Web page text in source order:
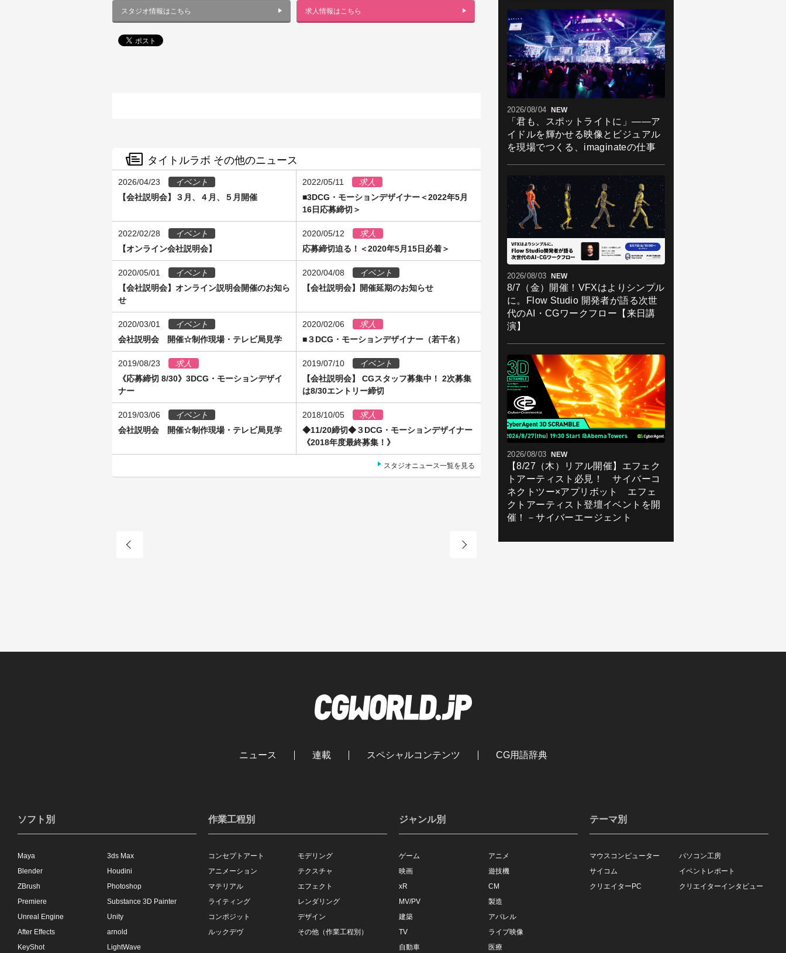
スタジオ情報はこちら 求人情報はこちら
タイトルラボ その他のニュース
2026/04/23
イベント
【会社説明会】３月、４月、５月開催
2022/05/11
求人
■3DCG・モーションデザイナー＜2022年5月
16日応募締切＞
2022/02/28
イベント
【オンライン会社説明会】
2020/05/12
求人
応募締切迫る！＜2020年5月15日必着＞
2020/05/01
イベント
【会社説明会】オンライン説明会開催のお知ら
せ
2020/04/08
イベント
【会社説明会】開催延期のお知らせ
2020/03/01
イベント
会社説明会 開催☆制作現場・テレビ局見学
2020/02/06
求人
■３DCG・モーションデザイナー（若干名）
2019/08/23
求人
《応募締切 8/30》3DCG・モーションデザイ
ナー
2019/07/10
イベント
【会社説明会】 CGスタッフ募集中！ 2次募集
は8/30エントリー締切
2019/03/06
イベント
会社説明会 開催☆制作現場・テレビ局見学
2018/10/05
求人
◆11/20締切◆３DCG・モーションデザイナー
《2018年度最終募集！》
スタジオニュース一覧を見る
2026/08/04 NEW
「君も、スポットライトに」――ア
イドルを輝かせる映像とビジュアル
を現場でつくる、imaginateの仕事
2026/08/03 NEW
8/7（金）開催！VFXはよりシンプル
に。Flow Studio 開発者が語る次世
代のAI・CGワークフロー【来日講
演】
2026/08/03 NEW
【8/27（木）リアル開催】エフェク
トアーティスト必見！ サイバーコ
ネクトツー×アプリボット エフェ
クトアーティスト登壇イベントを開
催！－サイバーエージェント
ニュース 連載 スペシャルコンテンツ CG用語辞典
ソフト別
Maya
3ds Max
Blender
Houdini
ZBrush
Photoshop
Premiere
Substance 3D Painter
Unreal Engine
Unity
After Effects
arnold
KeyShot
LightWave
作業工程別
コンセプトアート
モデリング
アニメーション
テクスチャ
マテリアル
エフェクト
ライティング
レンダリング
コンポジット
デザイン
ルックデヴ
その他（作業工程別）
ジャンル別
ゲーム
アニメ
映画
遊技機
xR
CM
MV/PV
製造
建築
アパレル
TV
ライブ映像
自動車
医療
テーマ別
マウスコンピューター
パソコン工房
サイコム
イベントレポート
クリエイターPC
クリエイターインタビュー